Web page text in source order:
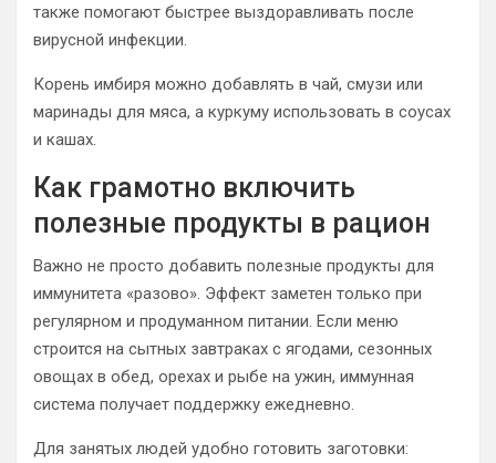
также помогают быстрее выздоравливать после
вирусной инфекции.
Корень имбиря можно добавлять в чай, смузи или
маринады для мяса, а куркуму использовать в соусах
и кашах.
Как грамотно включить
полезные продукты в рацион
Важно не просто добавить полезные продукты для
иммунитета «разово». Эффект заметен только при
регулярном и продуманном питании. Если меню
строится на сытных завтраках с ягодами, сезонных
овощах в обед, орехах и рыбе на ужин, иммунная
система получает поддержку ежедневно.
Для занятых людей удобно готовить заготовки: